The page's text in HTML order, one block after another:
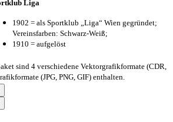
Liga
1902 = als Sportklub „Liga“ Wien gegründet;
Vereinsfarben: Schwarz-Weiß;
1910 = aufgelöst
sind 4 verschiedene Vektorgrafikformate (CDR,
(JPG, PNG, GIF) enthalten.